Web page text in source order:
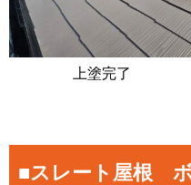
上塗完了
■スレート屋根